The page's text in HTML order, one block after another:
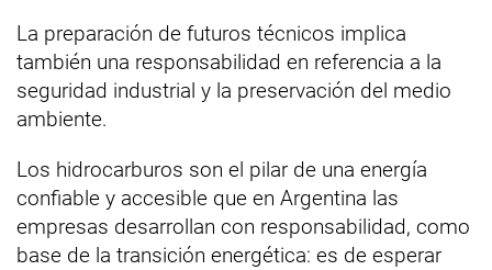
La preparación de futuros técnicos implica
también una responsabilidad en referencia a la
seguridad industrial y la preservación del medio
ambiente.
Los hidrocarburos son el pilar de una energía
confiable y accesible que en Argentina las
empresas desarrollan con responsabilidad, como
base de la transición energética: es de esperar